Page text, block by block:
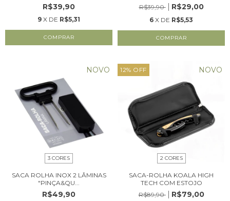
R$39,90
9 X DE R$5,31
R$39,90
R$29,00
6 X DE R$5,53
NOVO
3 CORES
SACA ROLHA INOX 2 LÂMINAS
"PINÇA&QU...
R$49,90
12% OFF NOVO
2 CORES
SACA-ROLHA KOALA HIGH
TECH COM ESTOJO
R$89,90
R$79,00